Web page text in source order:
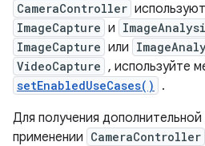
CameraController
ImageCapture и
ImageCapture или
VideoCapture , используйте
setEnabledUseCases()
.
Для получения
применении CameraController